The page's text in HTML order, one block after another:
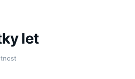
let